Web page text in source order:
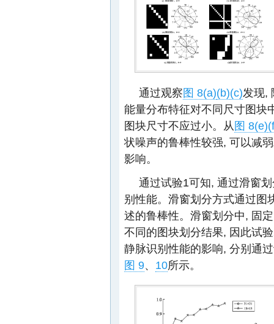
通过观察图 8(a)(b)(c)发现,
能量分布特征对不同尺寸图块
图块尺寸不应过小。从图 8(e)
状噪声的鲁棒性较强, 可以减
影响。
通过试验1可知, 通过滑窗
别性能。滑窗划分方式通过图
述的鲁棒性。滑窗划分中, 固
不同的图块划分结果, 因此试
静脉识别性能的影响, 分别通
图 9、 10所示。